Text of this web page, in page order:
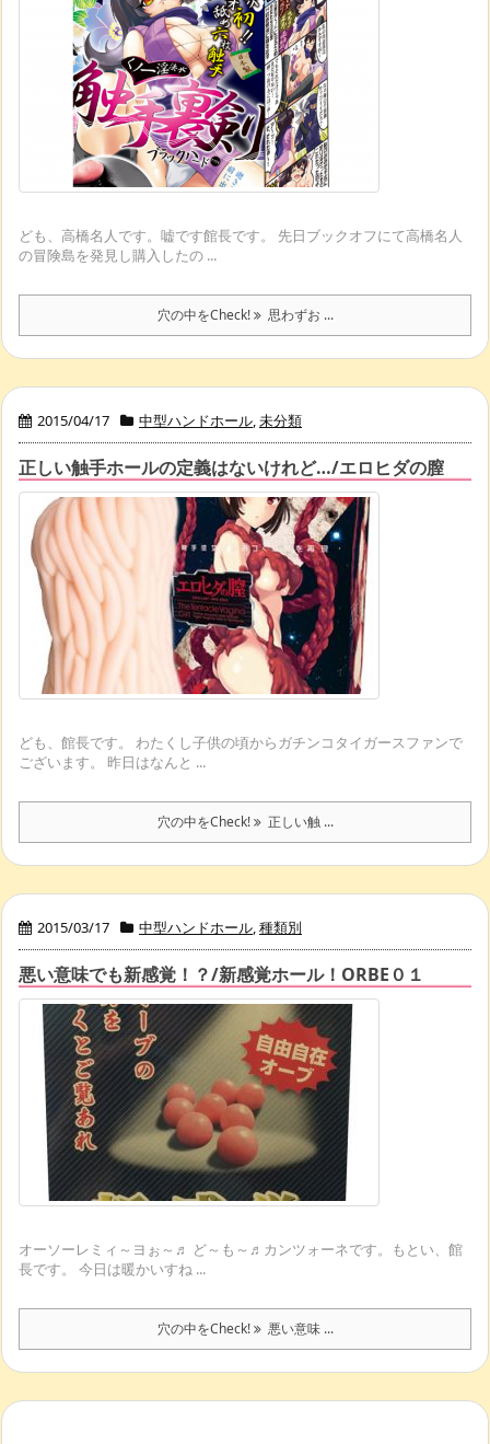
ども、高橋名人です。嘘です館長です。 先日ブックオフにて高橋名人
の冒険島を発見し購入したの ...
穴の中をCheck! 思わずお ...
2015/04/17 中型ハンドホール,未分類
正しい触手ホールの定義はないけれど…/エロヒダの膣
ども、館長です。 わたくし子供の頃からガチンコタイガースファンで
ございます。 昨日はなんと ...
穴の中をCheck! 正しい触 ...
2015/03/17 中型ハンドホール,種類別
悪い意味でも新感覚！？/新感覚ホール！ORBE０１
オーソーレミィ～ヨぉ～♬ ど～も～♬カンツォーネです。もとい、館
長です。 今日は暖かいすね ...
穴の中をCheck! 悪い意味 ...